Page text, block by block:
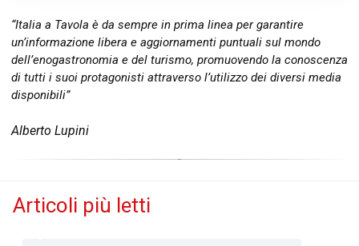
“Italia a Tavola è da sempre in prima linea per garantire
un’informazione libera e aggiornamenti puntuali sul mondo
dell’enogastronomia e del turismo, promuovendo la conoscenza
di tutti i suoi protagonisti attraverso l’utilizzo dei diversi media
disponibili”
Alberto Lupini
Articoli più letti